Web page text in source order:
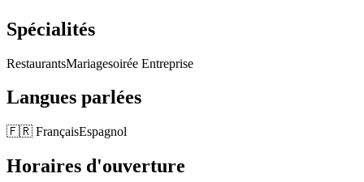
Spécialités
RestaurantsMariagesoirée Entreprise
Langues parlées
🇫🇷 FrançaisEspagnol
Horaires d'ouverture